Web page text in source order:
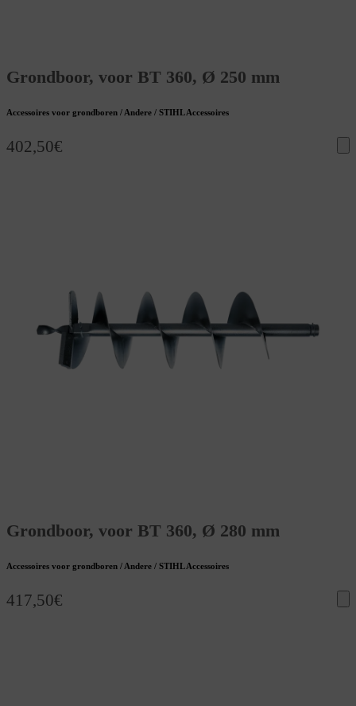
Grondboor, voor BT 360, Ø 250 mm
Accessoires voor grondboren / Andere / STIHL Accessoires
402,50€
Grondboor, voor BT 360, Ø 280 mm
Accessoires voor grondboren / Andere / STIHL Accessoires
417,50€